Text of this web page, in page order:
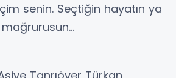
senin. Seçtiğin hayatın ya